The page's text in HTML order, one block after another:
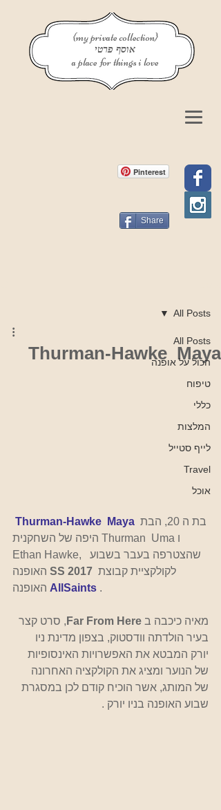
{my private collection}
אוסף פרטי
a place for things i love
Pinterest
Share
All Posts
הכול על אופנה
טיפוח
כללי
המלצות
לייף סטייל
Travel
אוכל
All Posts
Thurman-Hawke Maya
Thurman-Hawke  Maya בת ה 20, הבת
היפה של השחקנית Thurman  Uma ו
Ethan Hawke,  שהצטרפה בעבר בשבוע
SS 2017 לקולקציית קבוצת
האופנה AllSaints .
מאיה כיכבה ב Far From Here , סרט קצר
בעיר הולדתה וודסטוק, בצפון מדינת ניו
יורק המבטא את האפשרויות האינסופיות
של הנוער ומציג את הקולקציה האחרונה
של המותג, אשר הוכיח קודם לכן במסגרת
שבוע האופנה בניו יורק .